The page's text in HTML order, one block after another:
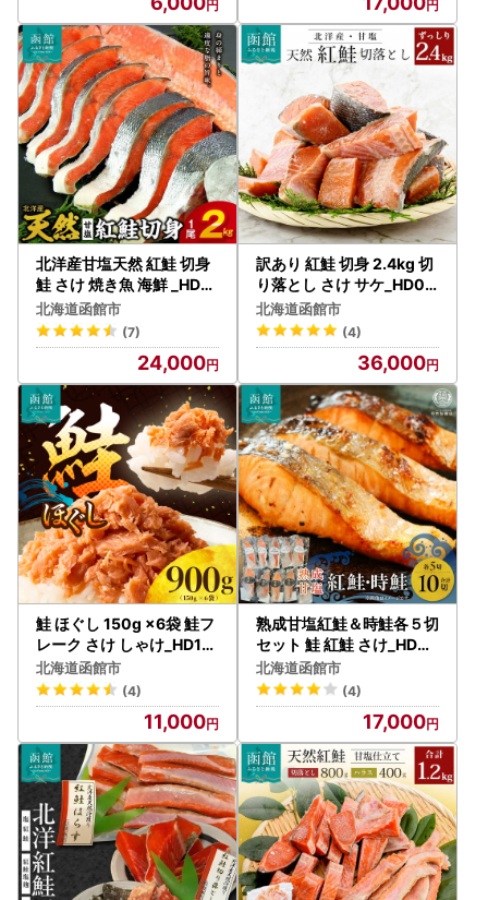
北洋産甘塩天然 紅鮭 切身
鮭 さけ 焼き魚 海鮮 _HD0
24-007
北海道函館市
(7)
24,000
訳あり 紅鮭 切身 2.4kg 切
り落とし さけ サケ_HD02
4-022
北海道函館市
(4)
36,000
鮭 ほぐし 150g ×6袋 鮭フ
レーク さけ しゃけ_HD119
-002
北海道函館市
(4)
11,000
熟成甘塩紅鮭＆時鮭各５切
セット 鮭 紅鮭 さけ_HD08
5-033
北海道函館市
(4)
17,000